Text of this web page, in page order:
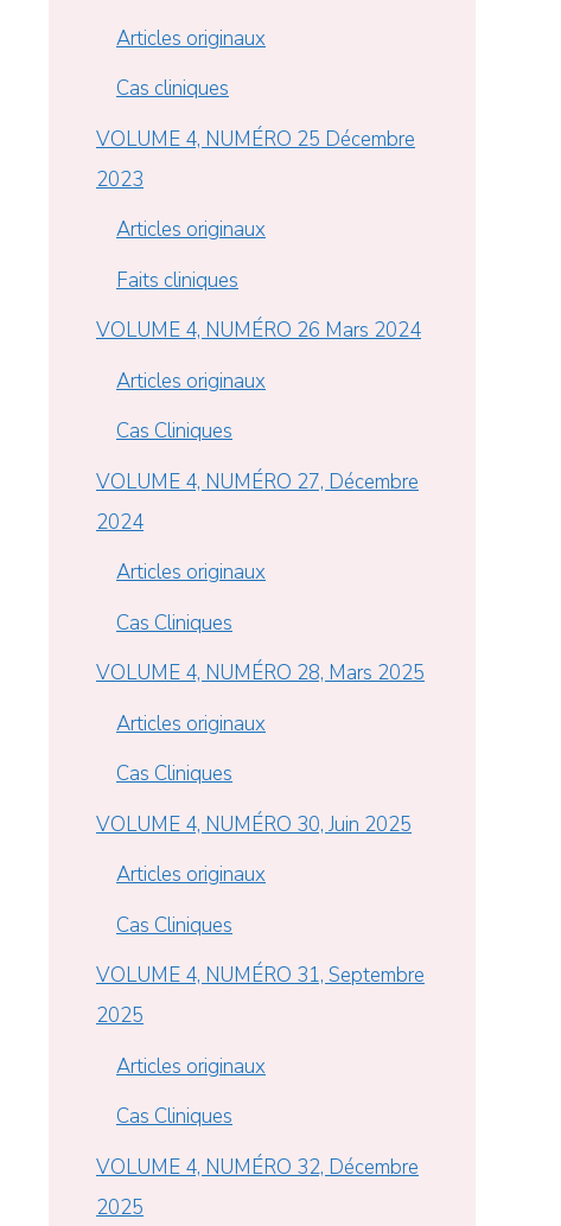
Articles originaux
Cas cliniques
VOLUME 4, NUMÉRO 25 Décembre
2023
Articles originaux
Faits cliniques
VOLUME 4, NUMÉRO 26 Mars 2024
Articles originaux
Cas Cliniques
VOLUME 4, NUMÉRO 27, Décembre
2024
Articles originaux
Cas Cliniques
VOLUME 4, NUMÉRO 28, Mars 2025
Articles originaux
Cas Cliniques
VOLUME 4, NUMÉRO 30, Juin 2025
Articles originaux
Cas Cliniques
VOLUME 4, NUMÉRO 31, Septembre
2025
Articles originaux
Cas Cliniques
VOLUME 4, NUMÉRO 32, Décembre
2025